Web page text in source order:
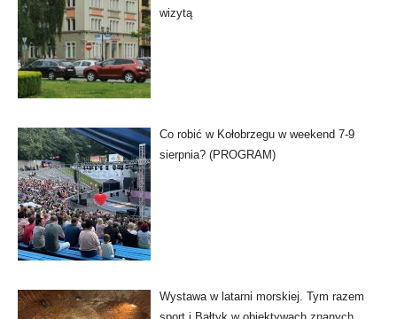
wizytą
Co robić w Kołobrzegu w weekend 7-9
sierpnia? (PROGRAM)
Wystawa w latarni morskiej. Tym razem